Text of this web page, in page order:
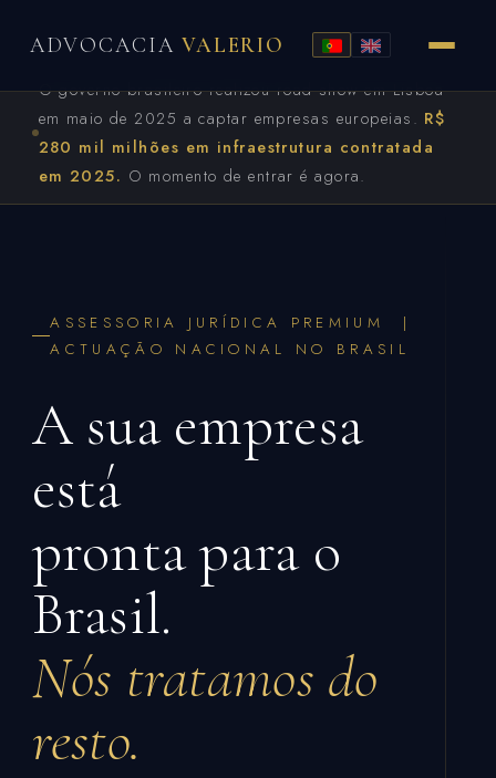
ADVOCACIA VALERIO
O governo brasileiro realizou road show em Lisboa
em maio de 2025 a captar empresas europeias. R$
280 mil milhões em infraestrutura contratada
em 2025. O momento de entrar é agora.
ASSESSORIA JURÍDICA PREMIUM |
ACTUAÇÃO NACIONAL NO BRASIL
A sua empresa
está
pronta para o
Brasil.
Nós tratamos do
resto.